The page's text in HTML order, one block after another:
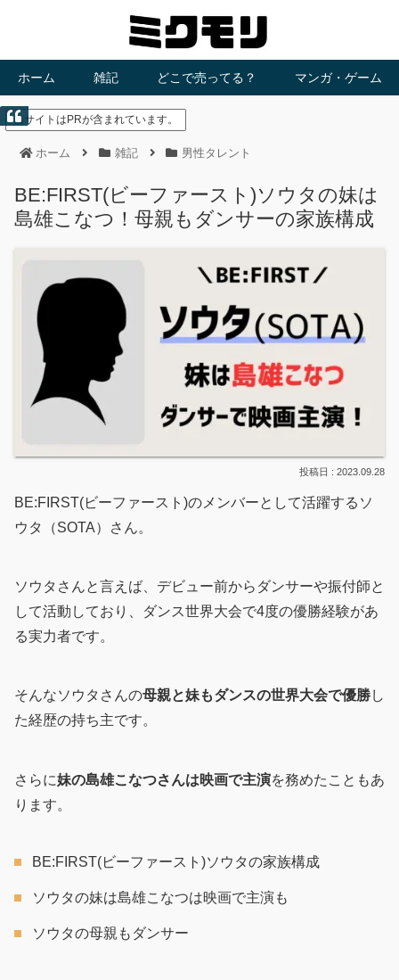
ホーム 雑記 どこで売ってる？ マンガ・ゲーム
当サイトはPRが含まれています。
ホーム 雑記 男性タレント
BE:FIRST(ビーファースト)ソウタの妹は
島雄こなつ！母親もダンサーの家族構成
2023.09.28
BE:FIRST(ビーファースト)のメンバーとして活躍するソ
ウタ（SOTA）さん。
ソウタさんと言えば、デビュー前からダンサーや振付師と
して活動しており、ダンス世界大会で4度の優勝経験があ
る実力者です。
そんなソウタさんの母親と妹もダンスの世界大会で優勝し
た経歴の持ち主です。
さらに妹の島雄こなつさんは映画で主演を務めたこともあ
ります。
BE:FIRST(ビーファースト)ソウタの家族構成
ソウタの妹は島雄こなつは映画で主演も
ソウタの母親もダンサー